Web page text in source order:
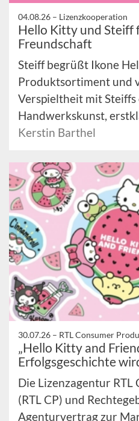
04.08.26 – Lizenzkooperation
Hello Kitty und Steiff
Freundschaft
Steiff begrüßt Ikone
Produktsortiment und
Verspieltheit mit
Handwerkskunst,
Kerstin Barthel
30.07.26 – RTL Consumer
„Hello Kitty and
Erfolgsgeschichte
Die Lizenzagentur RTL
(RTL CP) und
Agenturvertrag zur